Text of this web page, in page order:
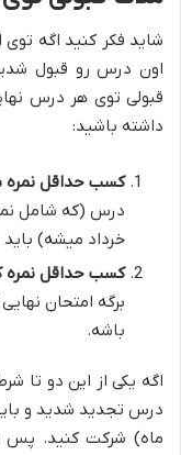
اون درس رو قبول
قبولی توی هر درس
داشته باشید:
کسب حداقل نمره
درس (که شامل
خرداد میشه) باید
کسب حداقل نمره
باشه.
اگه یکی از این دو تا
درس تجدید شدید و
ماه) شرکت کنید. پس